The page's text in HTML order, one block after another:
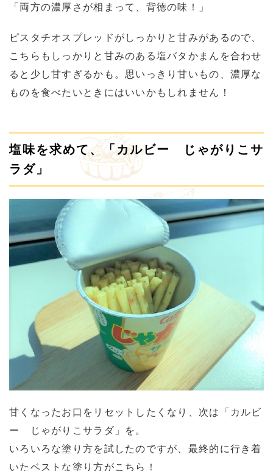
「両方の濃厚さが相まって、背徳の味！」
ピスタチオスプレッドがしっかりと甘みがあるので、
こちらもしっかりと甘みのある塩バタかまんを合わせ
ると少し甘すぎるかも。思いっきり甘いもの、濃厚な
ものを食べたいときにはいいかもしれません！
塩味を求めて、「カルビー じゃがりこサ
ラダ」
甘くなったお口をリセットしたくなり、次は「カルビ
ー じゃがりこサラダ」を。
いろいろな塗り方を試したのですが、最終的に行き着
いたベストな塗り方がこちら！